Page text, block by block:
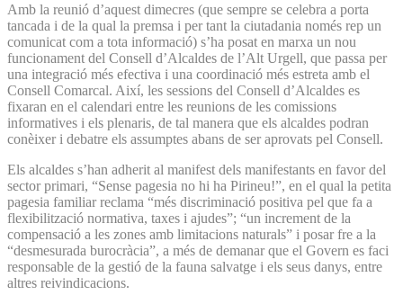
Amb la reunió d’aquest dimecres (que sempre se celebra a porta
tancada i de la qual la premsa i per tant la ciutadania només rep un
comunicat com a tota informació) s’ha posat en marxa un nou
funcionament del Consell d’Alcaldes de l’Alt Urgell, que passa per
una integració més efectiva i una coordinació més estreta amb el
Consell Comarcal. Així, les sessions del Consell d’Alcaldes es
fixaran en el calendari entre les reunions de les comissions
informatives i els plenaris, de tal manera que els alcaldes podran
conèixer i debatre els assumptes abans de ser aprovats pel Consell.
Els alcaldes s’han adherit al manifest dels manifestants en favor del
sector primari, “Sense pagesia no hi ha Pirineu!”, en el qual la petita
pagesia familiar reclama “més discriminació positiva pel que fa a
flexibilització normativa, taxes i ajudes”; “un increment de la
compensació a les zones amb limitacions naturals” i posar fre a la
“desmesurada burocràcia”, a més de demanar que el Govern es faci
responsable de la gestió de la fauna salvatge i els seus danys, entre
altres reivindicacions.